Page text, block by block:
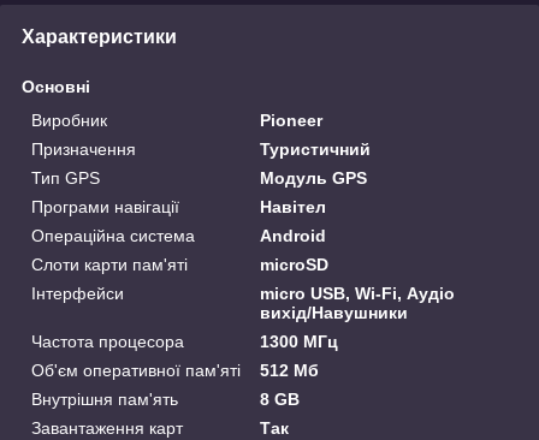
Характеристики
Основні
Виробник
Pioneer
Призначення
Туристичний
Тип GPS
Модуль GPS
Програми навігації
Навітел
Операційна система
Android
Слоти карти пам'яті
microSD
Інтерфейси
micro USB, Wi-Fi, Аудіо
вихід/Навушники
Частота процесора
1300 МГц
Об'єм оперативної пам'яті
512 Мб
Внутрішня пам'ять
8 GB
Завантаження карт
Так